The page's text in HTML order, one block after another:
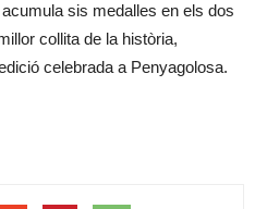
sis medalles en els dos
collita de la història,
celebrada a Penyagolosa.